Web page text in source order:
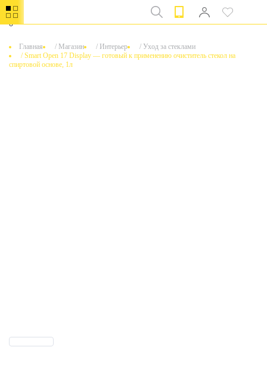
0
Главная / Магазин / Интерьер / Уход за стеклами
/Smart Open 17 Display — готовый к применению очиститель стекол на
спиртовой основе, 1л